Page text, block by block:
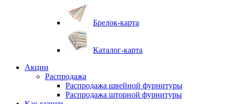
Брелок-карта
Каталог-карта
Акции
Распродажа
Распродажа швейной фурнитуры
Распродажа шторной фурнитуры